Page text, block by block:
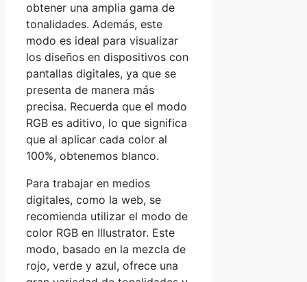
obtener una amplia gama de
tonalidades. Además, este
modo es ideal para visualizar
los diseños en dispositivos con
pantallas digitales, ya que se
presenta de manera más
precisa. Recuerda que el modo
RGB es aditivo, lo que significa
que al aplicar cada color al
100%, obtenemos blanco.
Para trabajar en medios
digitales, como la web, se
recomienda utilizar el modo de
color RGB en Illustrator. Este
modo, basado en la mezcla de
rojo, verde y azul, ofrece una